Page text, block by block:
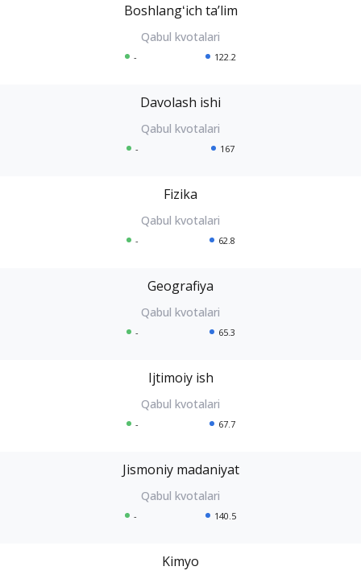
Boshlangʻich taʼlim
- 122.2
Davolash ishi
- 167
Fizika
- 62.8
Geografiya
- 65.3
Ijtimoiy ish
- 67.7
Jismoniy madaniyat
- 140.5
Kimyo